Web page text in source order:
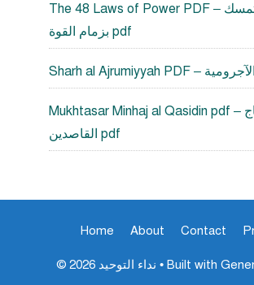
The 48 Laws of Power PDF – كيف تمسك
بزمام القوة pdf
Mukhtasar Minhaj al Qasidin pdf – مختصر منهاج
القاصدين pdf
Home About Contact
© 2026 نداء التوحيد • Built with